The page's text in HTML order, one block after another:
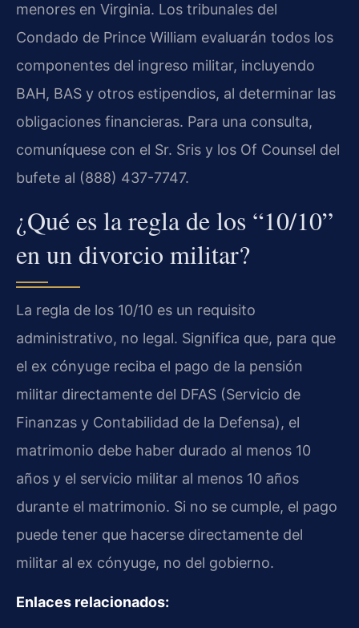
menores en Virginia. Los tribunales del
Condado de Prince William evaluarán todos los
componentes del ingreso militar, incluyendo
BAH, BAS y otros estipendios, al determinar las
obligaciones financieras. Para una consulta,
comuníquese con el Sr. Sris y los Of Counsel del
bufete al (888) 437-7747.
¿Qué es la regla de los “10/10”
en un divorcio militar?
La regla de los 10/10 es un requisito
administrativo, no legal. Significa que, para que
el ex cónyuge reciba el pago de la pensión
militar directamente del DFAS (Servicio de
Finanzas y Contabilidad de la Defensa), el
matrimonio debe haber durado al menos 10
años y el servicio militar al menos 10 años
durante el matrimonio. Si no se cumple, el pago
puede tener que hacerse directamente del
militar al ex cónyuge, no del gobierno.
Enlaces relacionados: